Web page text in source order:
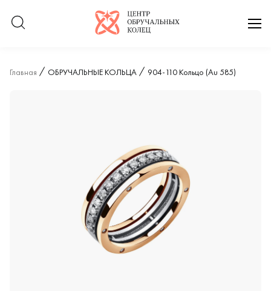
Логотип компании
Главная ОБРУЧАЛЬНЫЕ КОЛЬЦА 904-110 Кольцо (Au 585)